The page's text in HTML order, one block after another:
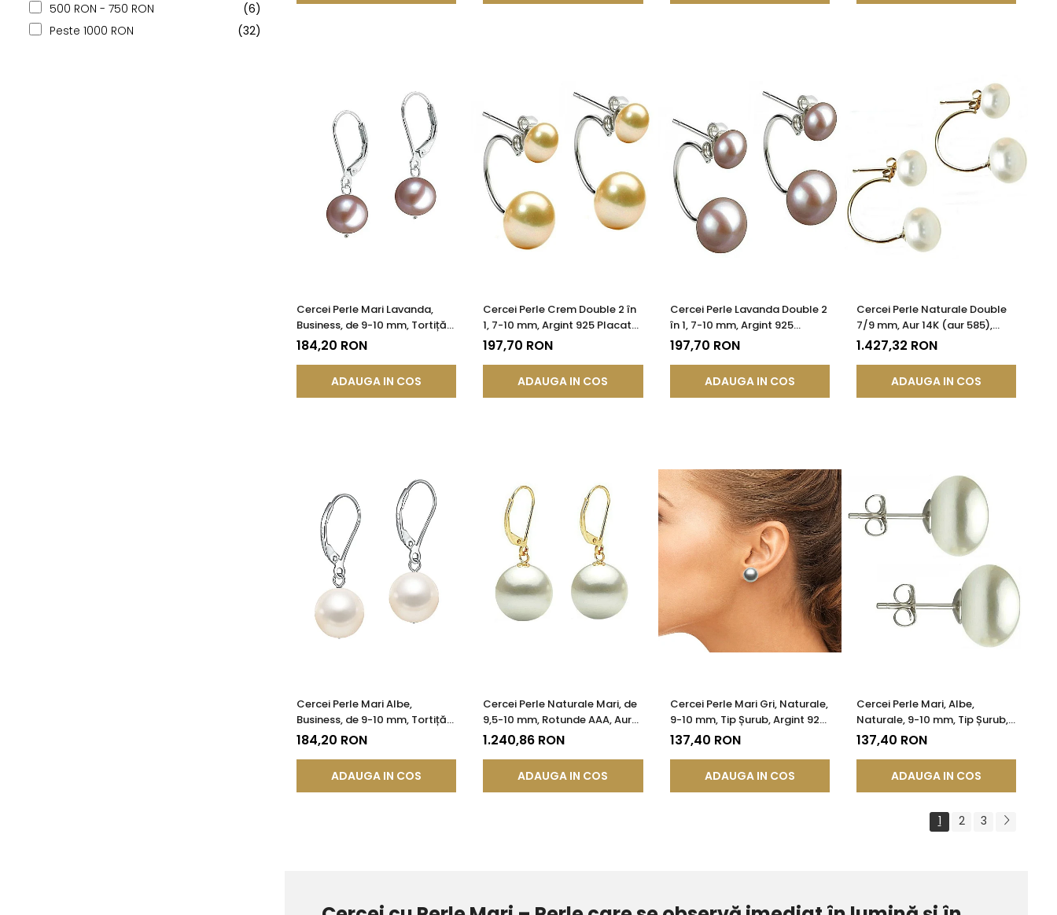
500 RON - 750 RON
(6)
Peste 1000 RON
(32)
Cercei Perle Mari Lavanda,
Business, de 9-10 mm, Tortiță
Închisă, Argint 925 - Calitate
184,20 RON
ADAUGA IN COS
Cercei Perle Crem Double 2 în
1, 7-10 mm, Argint 925 Placat
cu Platină | KASKADDA®
197,70 RON
ADAUGA IN COS
Cercei Perle Lavanda Double 2
în 1, 7-10 mm, Argint 925
Placat cu Platină | KASKADDA®
197,70 RON
ADAUGA IN COS
Cercei Perle Naturale Double
7/9 mm, Aur 14K (aur 585),
Versatili 2 în 1 | KASKADDA®
1.427,32 RON
ADAUGA IN COS
Cercei Perle Mari Albe,
Business, de 9-10 mm, Tortiță
Închisă, Argint 925 - Calitate
184,20 RON
ADAUGA IN COS
Cercei Perle Naturale Mari, de
9,5-10 mm, Rotunde AAA, Aur
14K (aur 585) | KASKADDA®
1.240,86 RON
ADAUGA IN COS
Cercei Perle Mari Gri, Naturale,
9-10 mm, Tip Șurub, Argint 925
- Calitate AAA | KASKADDA®
137,40 RON
ADAUGA IN COS
Cercei Perle Mari, Albe,
Naturale, 9-10 mm, Tip Șurub,
Argint 925 - Calitate AAA |
137,40 RON
ADAUGA IN COS
1 2 3